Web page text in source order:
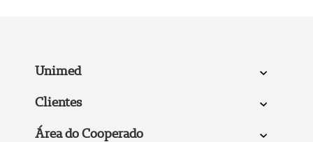
Unimed
Clientes
Área do Cooperado